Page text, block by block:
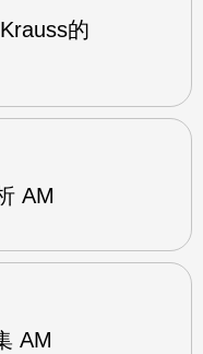
的
AM
AM